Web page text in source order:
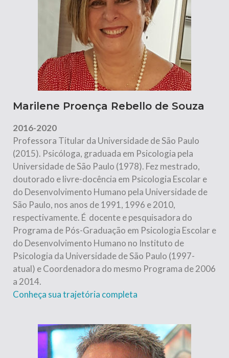
Marilene Proença Rebello de Souza
2016-2020
Professora Titular da Universidade de São Paulo
(2015). Psicóloga, graduada em Psicologia pela
Universidade de São Paulo (1978). Fez mestrado,
doutorado e livre-docência em Psicologia Escolar e
do Desenvolvimento Humano pela Universidade de
São Paulo, nos anos de 1991, 1996 e 2010,
respectivamente. É docente e pesquisadora do
Programa de Pós-Graduação em Psicologia Escolar e
do Desenvolvimento Humano no Instituto de
Psicologia da Universidade de São Paulo (1997-
atual) e Coordenadora do mesmo Programa de 2006
a 2014.
Conheça sua trajetória completa